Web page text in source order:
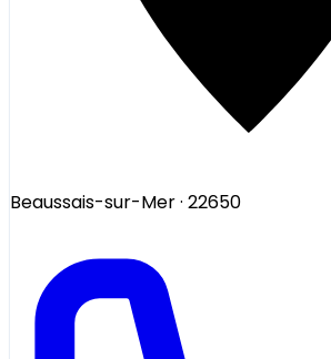
Beaussais-sur-Mer· 22650